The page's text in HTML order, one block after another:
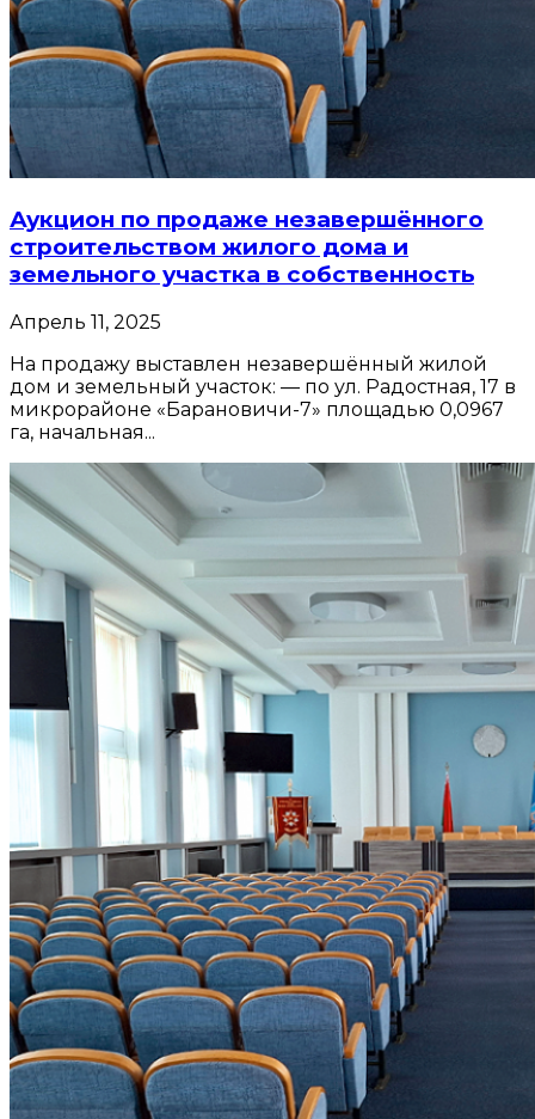
Аукцион по продаже незавершённого
строительством жилого дома и
земельного участка в собственность
Апрель 11, 2025
На продажу выставлен незавершённый жилой
дом и земельный участок: — по ул. Радостная, 17 в
микрорайоне «Барановичи-7» площадью 0,0967
га, начальная...